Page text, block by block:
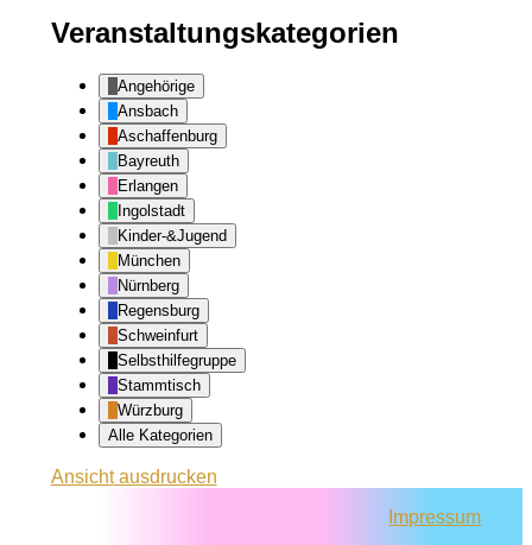
Veranstaltungskategorien
Angehörige
Ansbach
Aschaffenburg
Bayreuth
Erlangen
Ingolstadt
Kinder-&Jugend
München
Nürnberg
Regensburg
Schweinfurt
Selbsthilfegruppe
Stammtisch
Würzburg
Alle Kategorien
Ansichtausdrucken
Impressum